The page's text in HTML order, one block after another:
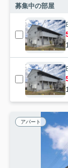
募集中の部屋
アパート